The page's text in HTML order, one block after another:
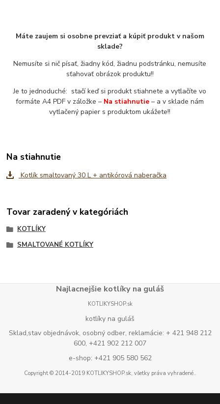
Máte zaujem si osobne prevziať a kúpiť produkt v našom
sklade?
Nemusíte si nič písať, žiadny kód, žiadnu podstránku, nemusíte
sťahovať obrázok produktu!!
Je to jednoduché: stačí keď si produkt stiahnete a vytlačíte vo
formáte A4 PDF v záložke – Na stiahnutie – a v sklade nám
vytlačený papier s produktom ukážete!!
Na stiahnutie
Kotlík smaltovaný 30 L + antikórová naberačka
Tovar zaradený v kategóriách
KOTLÍKY
SMALTOVANÉ KOTLÍKY
Najlacnejšie kotlíky na guláš
KOTLIKYSHOP.sk
kotlíky na guláš
Sklad,stav objednávok, osobný odber, reklamácie: + 421 948 212
600, +421 902 212 007
e-shop: +421 905 580 562
Copyright © 2014-2019 KOTLIKYSHOP.sk, všetky práva vyhradené..